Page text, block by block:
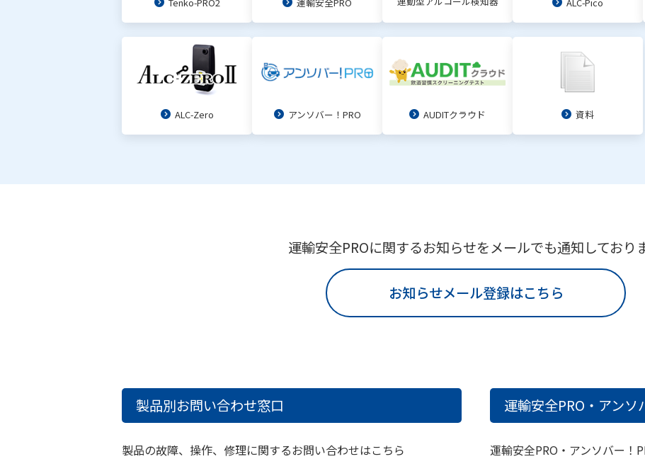
ALC-Zero アンソバー！PRO AUDITクラウド 資料
運輸安全PROに関するお知らせをメールでも通知しており
お知らせメール登録はこちら
製品別お問い合わせ窓口
製品の故障、操作、修理に関するお問い合わせはこちら
運輸安全PRO・アンソ
運輸安全PRO・アンソバー！